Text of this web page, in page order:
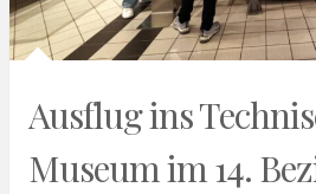
Ausflug ins
Museum im 14.